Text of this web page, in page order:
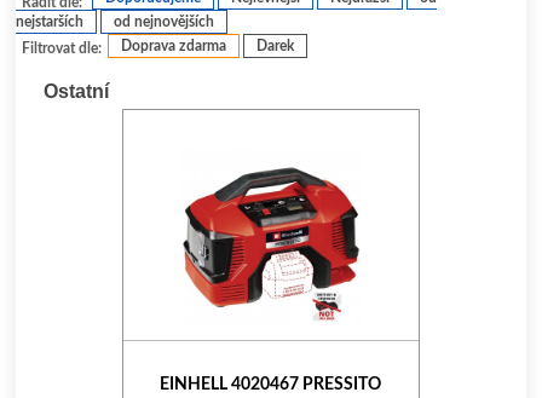
Filtrovat dle: Doprava zdarma Darek
nejstarších
od nejnovějších
Ostatní
EINHELL 4020467 PRESSITO